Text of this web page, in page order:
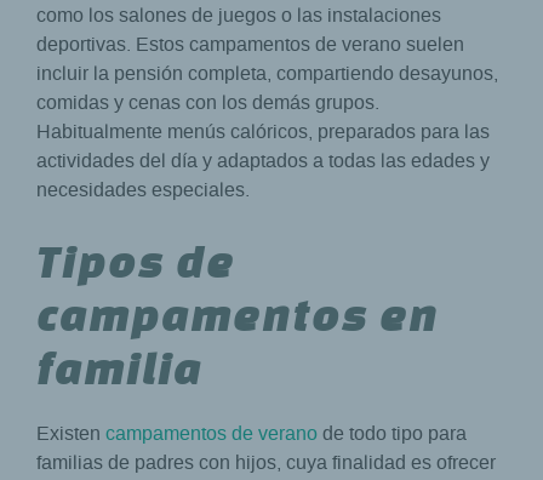
como los salones de juegos o las instalaciones
deportivas. Estos campamentos de verano suelen
incluir la pensión completa, compartiendo desayunos,
comidas y cenas con los demás grupos.
Habitualmente menús calóricos, preparados para las
actividades del día y adaptados a todas las edades y
necesidades especiales.
Tipos de
campamentos en
familia
Existen campamentos de veranode todo tipo para
familias de padres con hijos, cuya finalidad es ofrecer